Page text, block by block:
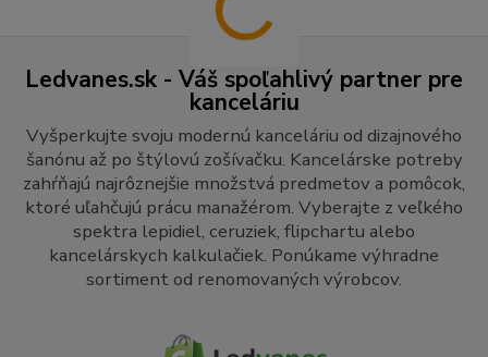
Ledvanes.sk - Váš spoľahlivý partner pre
kanceláriu
Vyšperkujte svoju modernú kanceláriu od dizajnového
šanónu až po štýlovú zošívačku. Kancelárske potreby
zahŕňajú najrôznejšie množstvá predmetov a pomôcok,
ktoré uľahčujú prácu manažérom. Vyberajte z veľkého
spektra lepidiel, ceruziek, flipchartu alebo
kancelárskych kalkulačiek. Ponúkame výhradne
sortiment od renomovaných výrobcov.